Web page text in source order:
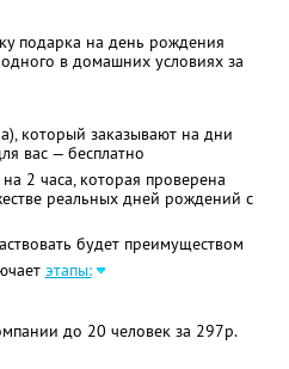
подарка на день рождения
в домашних условиях за
который заказывают на дни
вас — бесплатно
2 часа, которая проверена
реальных дней рождений с
будет преимуществом
этапы:
до 20 человек за 297р.